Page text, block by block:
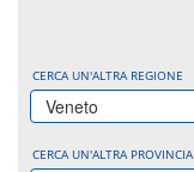
CERCA UN'ALTRA REGIONE
Veneto
CERCA UN'ALTRA PROVINCIA